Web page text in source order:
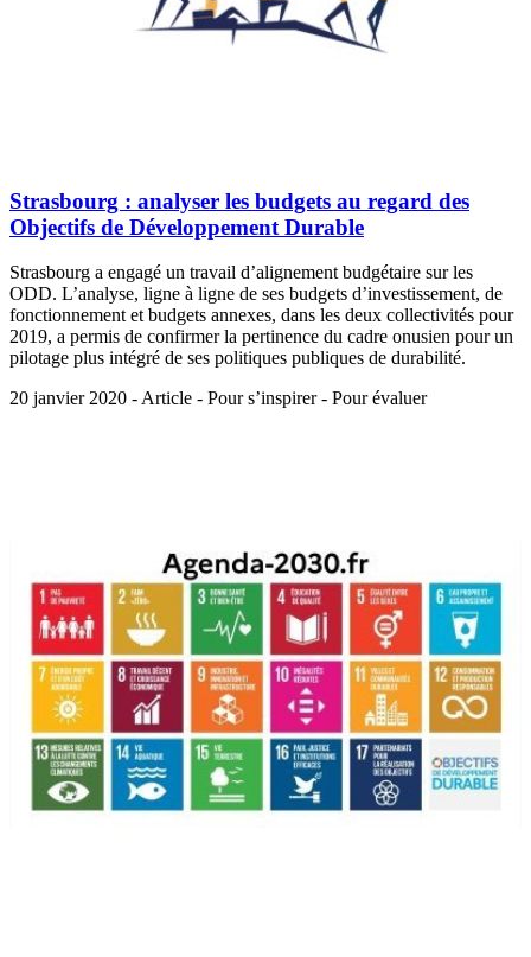
Strasbourg : analyser les budgets au regard des
Objectifs de Développement Durable
Strasbourg a engagé un travail d’alignement budgétaire sur les
ODD. L’analyse, ligne à ligne de ses budgets d’investissement, de
fonctionnement et budgets annexes, dans les deux collectivités pour
2019, a permis de confirmer la pertinence du cadre onusien pour un
pilotage plus intégré de ses politiques publiques de durabilité.
20 janvier 2020 - Article - Pour s’inspirer - Pour évaluer